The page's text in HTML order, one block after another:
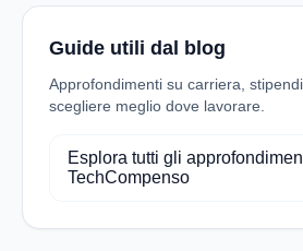
Guide utili dal blog
Approfondimenti su carriera,
scegliere meglio dove lavorare.
Esplora tutti gli
TechCompenso